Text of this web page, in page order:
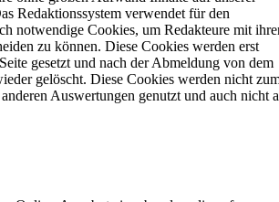
Redaktionssystem verwendet für den
notwendige Cookies, um Redakteure mit
zu können. Diese Cookies werden erst
gesetzt und nach der Abmeldung von dem
gelöscht. Diese Cookies werden nicht
Auswertungen genutzt und auch nicht